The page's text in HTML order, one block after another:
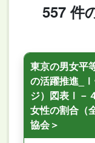
557 件
東京の男女
の活躍推進_Ⅰ
ジ）図表Ⅰ－
女性の割合（
協会＞